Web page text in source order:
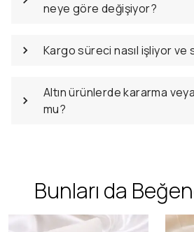
neye göre değişiyor?
Kargo süreci nasıl işliyor ve
Altın ürünlerde kararma
mu?
Bunları da